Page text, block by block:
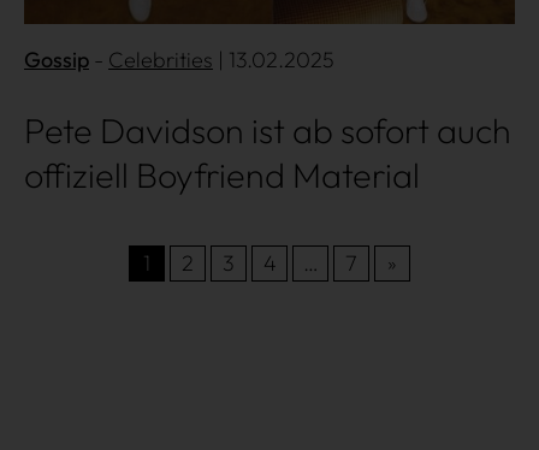
Gossip Celebrities | 13.02.2025
Pete Davidson ist ab sofort auch
offiziell Boyfriend Material
1 2 3 4 … 7 »